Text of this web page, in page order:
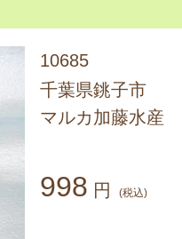
10685
千葉県銚子市
マルカ加藤水産
998 円 (税込)